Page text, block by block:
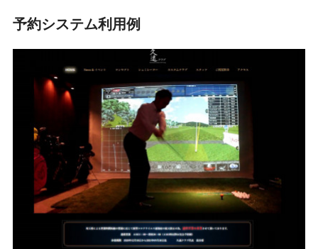
予約システム利用例